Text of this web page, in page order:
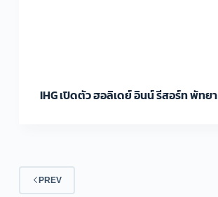
IHG เปิดตัว ฮอลิเดย์ อินน์ รีสอร์ท พัทยา
PREV